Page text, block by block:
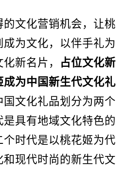
的文化营销机会，让桃
为文化，以伴手礼为
新名片，
占位文化新
为中国新生代文化礼
国文化礼品划分为两个
具有地域文化特色的
个时代是以桃花姬为代
现代时尚的新生代文